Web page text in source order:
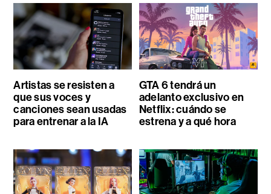
Artistas se resisten a
que sus voces y
canciones sean usadas
para entrenar a la IA
GTA 6 tendrá un
adelanto exclusivo en
Netflix: cuándo se
estrena y a qué hora